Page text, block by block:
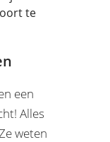
te
een
Alles
weten